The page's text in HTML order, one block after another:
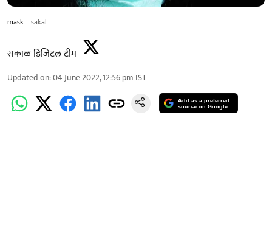
mask sakal
सकाळ डिजिटल टीम
Updated on:04 June 2022, 12:56 pm IST
Add as a preferred
source on Google